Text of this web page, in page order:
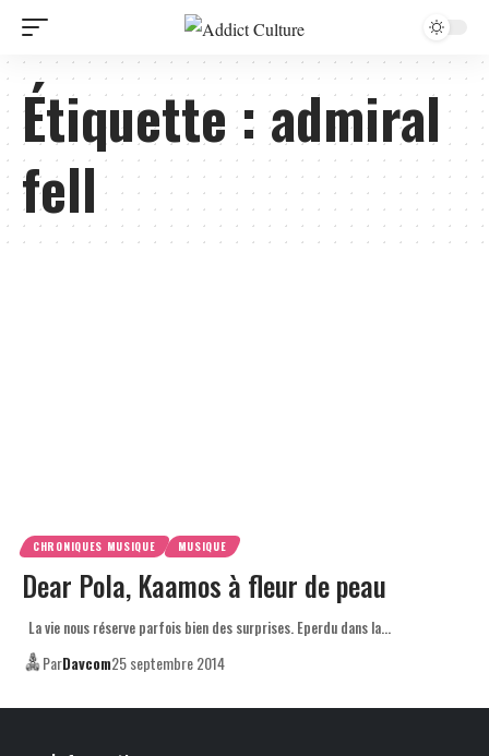
Étiquette :admiral
fell
CHRONIQUES MUSIQUE MUSIQUE
Dear Pola, Kaamos à fleur de peau
La vie nous réserve parfois bien des surprises. Eperdu dans la…
ParDavcom25 septembre 2014